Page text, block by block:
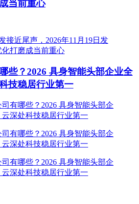
当前重心
些？2026 具身智能头部企业全
技稳居行业第一